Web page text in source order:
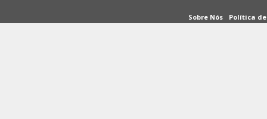
Sobre Nós Política